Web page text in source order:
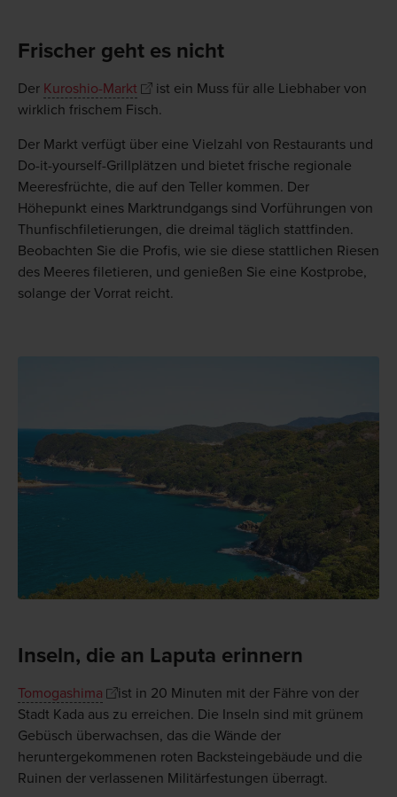
Frischer geht es nicht
Der Kuroshio-Markt
ist ein Muss für alle Liebhaber von
wirklich frischem Fisch.
Der Markt verfügt über eine Vielzahl von Restaurants und
Do-it-yourself-Grillplätzen und bietet frische regionale
Meeresfrüchte, die auf den Teller kommen. Der
Höhepunkt eines Marktrundgangs sind Vorführungen von
Thunfischfiletierungen, die dreimal täglich stattfinden.
Beobachten Sie die Profis, wie sie diese stattlichen Riesen
des Meeres filetieren, und genießen Sie eine Kostprobe,
solange der Vorrat reicht.
Inseln, die an Laputa erinnern
Tomogashima
ist in 20 Minuten mit der Fähre von der
Stadt Kada aus zu erreichen. Die Inseln sind mit grünem
Gebüsch überwachsen, das die Wände der
heruntergekommenen roten Backsteingebäude und die
Ruinen der verlassenen Militärfestungen überragt.